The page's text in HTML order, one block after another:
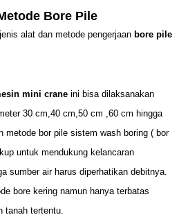
Bore Pile
alat dan metode pengerjaan bore pile
mini crane ini bisa dilaksanakan
30 cm,40 cm,50 cm ,60 cm hingga
metode bor pile sistem wash boring ( bor
untuk mendukung kelancaran
sumber air harus diperhatikan debitnya.
bore kering namun hanya terbatas
tanah tertentu.